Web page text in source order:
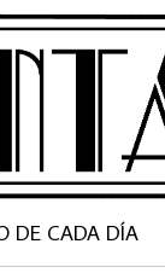
DE CADA DÍA